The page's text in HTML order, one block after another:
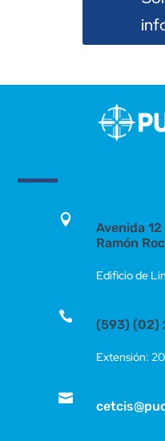

Avenida
Ramón
Edificio de

(593) (02)
Extensión:
